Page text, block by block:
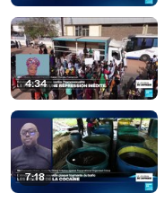
4:34
7:18